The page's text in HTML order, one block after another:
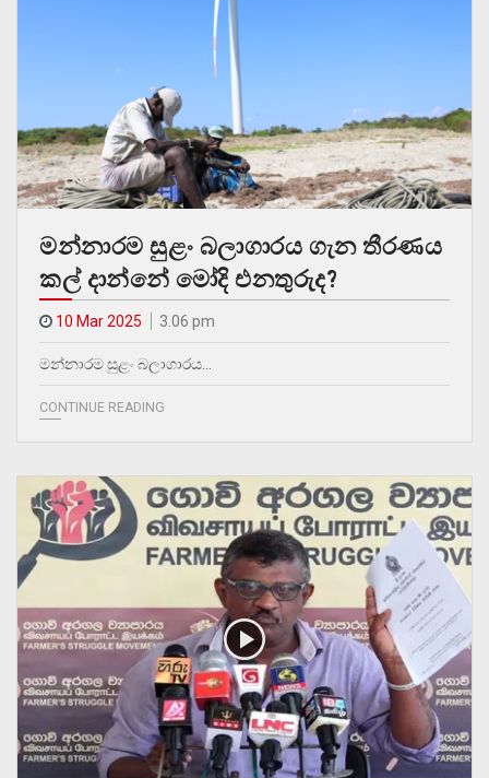
මන්නාරම සුළං බලාගාරය ගැන තීරණය
කල් දාන්නේ මෝදි එනතුරුද?
10 Mar 2025 3.06 pm
මන්නාරම සුළං බලාගාරය…
CONTINUE READING